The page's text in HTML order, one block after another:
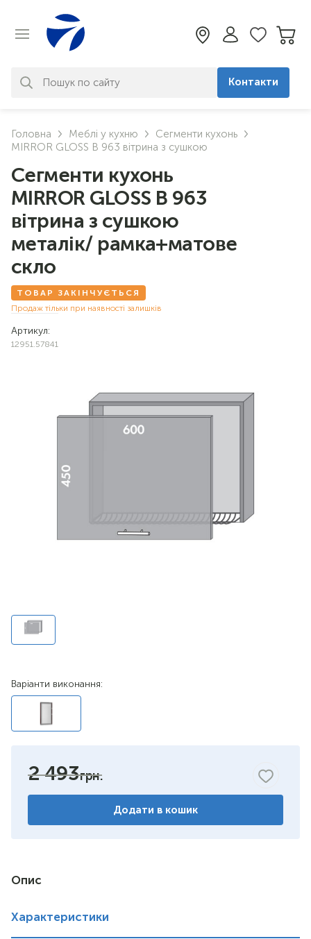
знайдено. Уточніть свій запит
Контакти
Головна Меблі у кухню
Сегменти кухонь
MIRROR GLOSS В 963 вітрина з сушкою
Сегменти кухонь
MIRROR GLOSS В 963
вітрина з сушкою
металік/ рамка+матове
скло
ТОВАР ЗАКІНЧУЄТЬСЯ
Продаж тільки при наявності залишків
Артикул:
12951.57841
Варіанти виконання:
2 493
Додати в кошик
Опис
Характеристики